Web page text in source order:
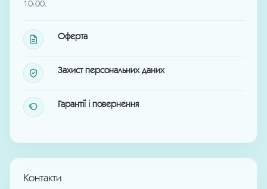
10:00.
Оферта
Захист персональних даних
Гарантії і повернення
Контакти